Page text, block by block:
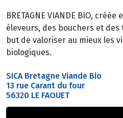
BRETAGNE VIANDE BIO, créée
éleveurs, des bouchers et
but de valoriser au mieux les
biologiques.
SICA Bretagne Viande Bio
13 rue Carant du four
56320 LE FAOUET